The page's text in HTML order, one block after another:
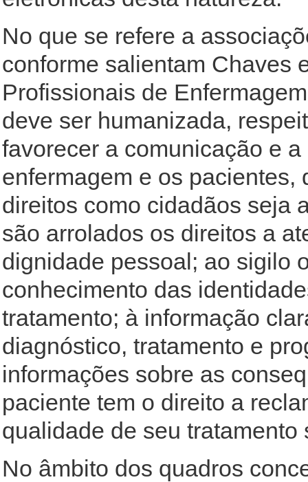
No que se refere a
conforme salientam Chaves
Profissionais de
deve ser humanizada,
favorecer a comunicação e
enfermagem e os pacientes,
direitos como cidadãos seja
são arrolados os direitos a
dignidade pessoal; ao sigilo
conhecimento das
tratamento; à informação
diagnóstico, tratamento e
informações sobre as
paciente tem o direito a
qualidade de seu tratamento
No âmbito dos quadros